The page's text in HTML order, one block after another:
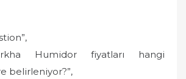
Humidor fiyatları hangi
belirleniyor?”,